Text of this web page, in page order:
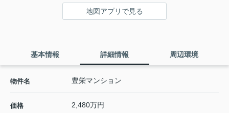
地図アプリで見る
基本情報 詳細情報 周辺環境
物件名 豊栄マンション
価格 2,480万円